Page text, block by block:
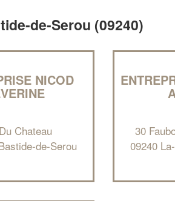
de-Serou (09240)
NICOD
Chateau
de-Serou
30
09240